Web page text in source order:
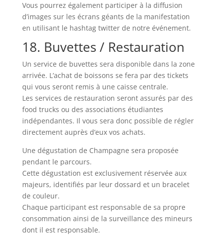
Vous pourrez également participer à la diffusion
d’images sur les écrans géants de la manifestation
en utilisant le hashtag twitter de notre événement.
18. Buvettes / Restauration
Un service de buvettes sera disponible dans la zone
arrivée. L’achat de boissons se fera par des tickets
qui vous seront remis à une caisse centrale.
Les services de restauration seront assurés par des
food trucks ou des associations étudiantes
indépendantes. Il vous sera donc possible de régler
directement auprès d’eux vos achats.
Une dégustation de Champagne sera proposée
pendant le parcours.
Cette dégustation est exclusivement réservée aux
majeurs, identifiés par leur dossard et un bracelet
de couleur.
Chaque participant est responsable de sa propre
consommation ainsi de la surveillance des mineurs
dont il est responsable.